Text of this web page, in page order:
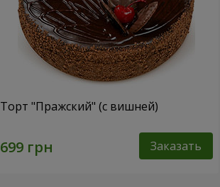
Торт "Пражский" (с вишней)
Заказать